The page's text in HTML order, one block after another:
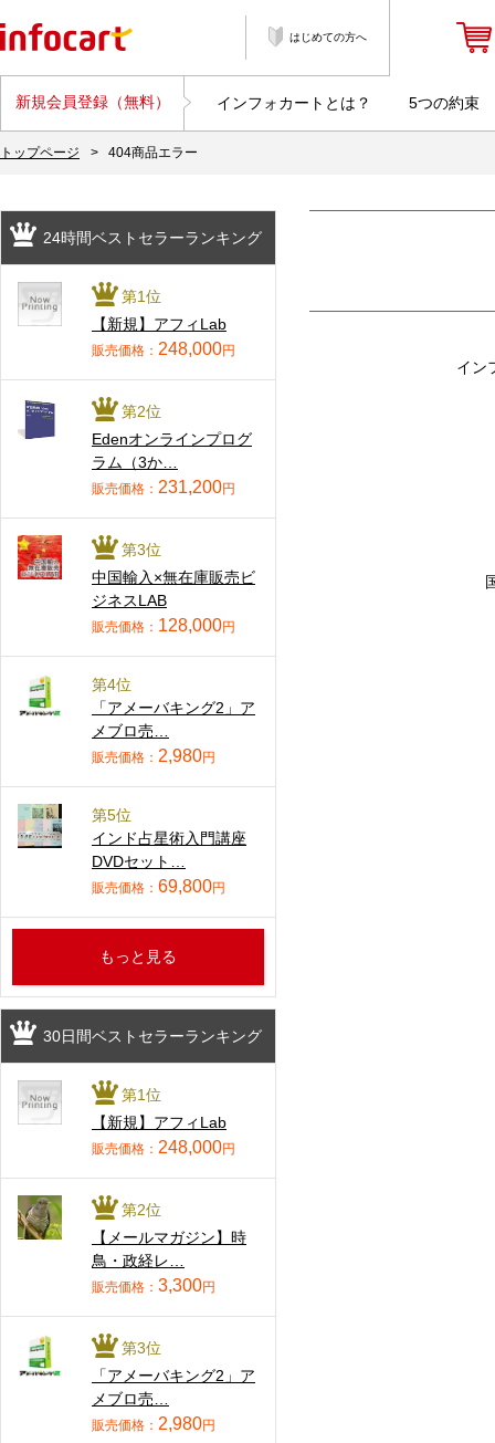
はじめての方へ
新規会員登録（無料） インフォカートとは？ 5つの約束
トップページ > 404商品エラー
イン
24時間ベストセラーランキング
第1位
【新規】アフィLab
販売価格： 248,000円
第2位
Edenオンラインプログ
ラム（3か…
販売価格： 231,200円
第3位
中国輸入×無在庫販売ビ
ジネスLAB
販売価格： 128,000円
第4位
「アメーバキング2」ア
メブロ売…
販売価格： 2,980円
第5位
インド占星術入門講座
DVDセット…
販売価格： 69,800円
もっと見る
30日間ベストセラーランキング
第1位
【新規】アフィLab
販売価格： 248,000円
第2位
【メールマガジン】時
鳥・政経レ…
販売価格： 3,300円
第3位
「アメーバキング2」ア
メブロ売…
販売価格： 2,980円